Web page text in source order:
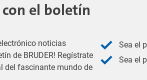
el boletín
noticias
de BRUDER! Regístrate
del fascinante mundo de
Sea el
Sea el